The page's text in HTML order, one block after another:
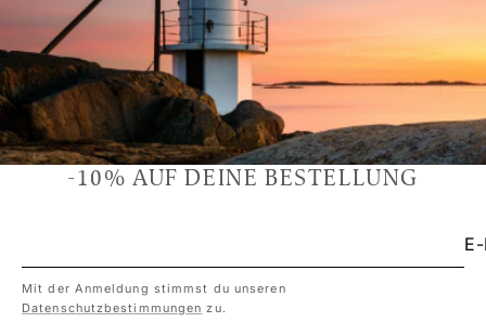
-10% AUF DEINE BESTELLUNG
Mit der Anmeldung stimmst du unseren
Datenschutzbestimmungen zu.